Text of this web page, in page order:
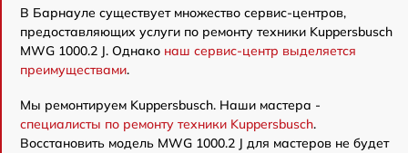
В Барнауле существует множество сервис-центров,
предоставляющих услуги по ремонту техники Kuppersbusch
MWG 1000.2 J. Однако наш сервис-центр выделяется
преимуществами.
Мы ремонтируем Kuppersbusch. Наши мастера -
специалисты по ремонту техники Kuppersbusch.
Восстановить модель MWG 1000.2 J для мастеров не будет